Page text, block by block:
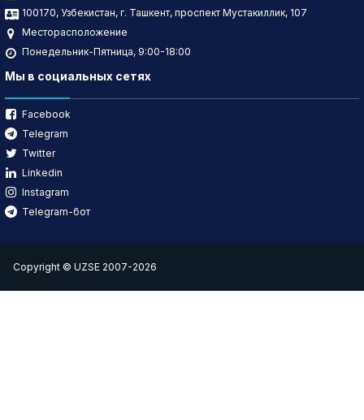
100170, Узбекистан, г. Ташкент, проспект Мустакиллик, 107
Месторасположение
Понедельник-Пятница, 9:00-18:00
Мы в социальных сетях
Facebook
Telegram
Twitter
Linkedin
Instagram
Telegram-бот
Copyright © UZSE 2007-2026